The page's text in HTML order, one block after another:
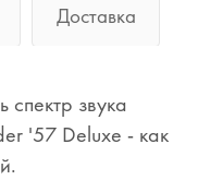
Доставка
спектр звука
'57 Deluxe - как